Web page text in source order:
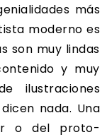
más
moderno es
son muy lindas
y muy
ilustraciones
nada. Una
o del proto-